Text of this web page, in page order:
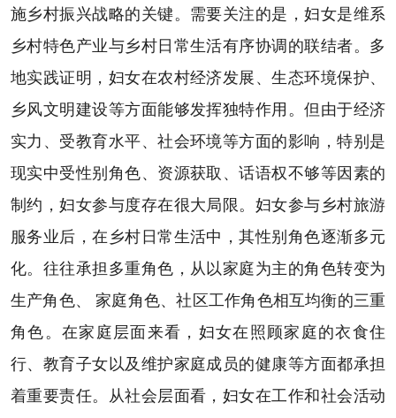
施乡村振兴战略的关键。需要关注的是，妇女是维系
乡村特色产业与乡村日常生活有序协调的联结者。多
地实践证明，妇女在农村经济发展、生态环境保护、
乡风文明建设等方面能够发挥独特作用。但由于经济
实力、受教育水平、社会环境等方面的影响，特别是
现实中受性别角色、资源获取、话语权不够等因素的
制约，妇女参与度存在很大局限。妇女参与乡村旅游
服务业后，在乡村日常生活中，其性别角色逐渐多元
化。往往承担多重角色，从以家庭为主的角色转变为
生产角色、 家庭角色、社区工作角色相互均衡的三重
角色。在家庭层面来看，妇女在照顾家庭的衣食住
行、教育子女以及维护家庭成员的健康等方面都承担
着重要责任。从社会层面看，妇女在工作和社会活动